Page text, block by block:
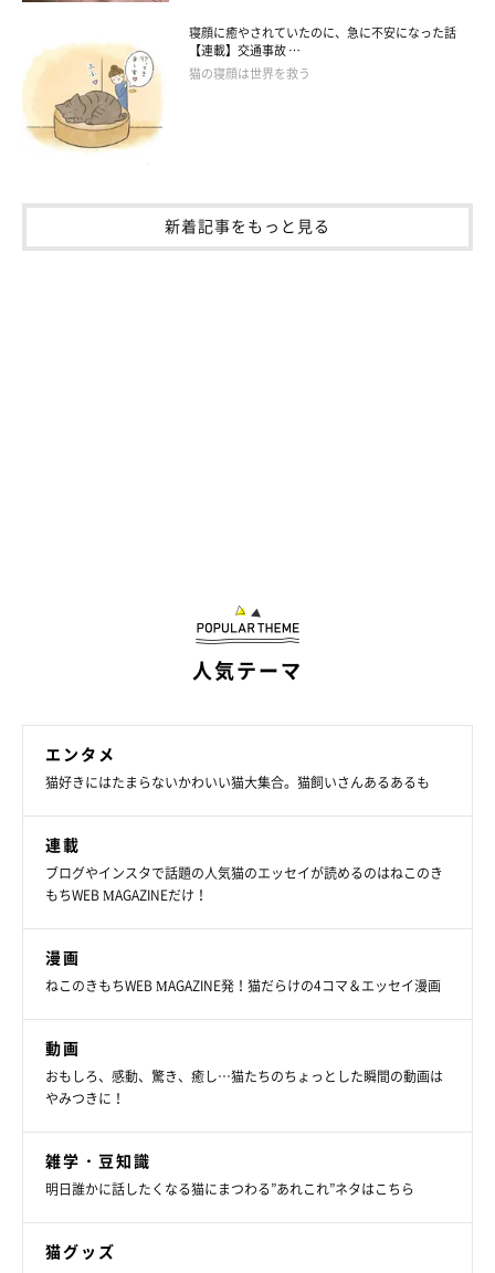
寝顔に癒やされていたのに、急に不安になった話
【連載】交通事故 …
猫の寝顔は世界を救う
新着記事をもっと見る
人気テーマ
エンタメ
猫好きにはたまらないかわいい猫大集合。猫飼いさんあるあるも
連載
ブログやインスタで話題の人気猫のエッセイが読めるのはねこのき
もちWEB MAGAZINEだけ！
漫画
ねこのきもちWEB MAGAZINE発！猫だらけの4コマ＆エッセイ漫画
動画
おもしろ、感動、驚き、癒し…猫たちのちょっとした瞬間の動画は
やみつきに！
雑学・豆知識
明日誰かに話したくなる猫にまつわる”あれこれ”ネタはこちら
猫グッズ